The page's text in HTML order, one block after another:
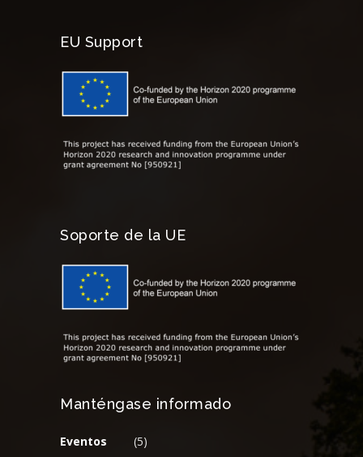
EU Support
Soporte de la UE
Manténgase informado
Eventos
(5)